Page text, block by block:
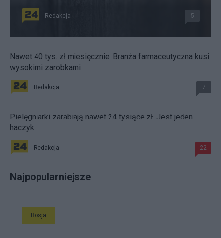
Redakcja 5
Nawet 40 tys. zł miesięcznie. Branża farmaceutyczna kusi
wysokimi zarobkami
Redakcja 7
Pielęgniarki zarabiają nawet 24 tysiące zł. Jest jeden
haczyk
Redakcja 22
Najpopularniejsze
Rosja